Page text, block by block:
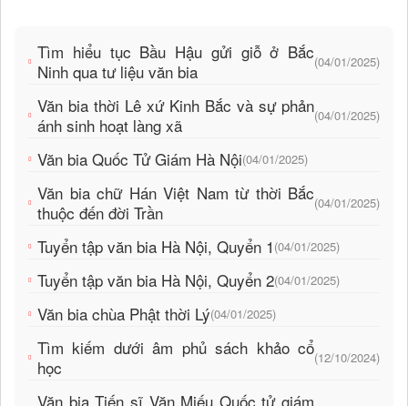
Tìm hiểu tục Bầu Hậu gửi giỗ ở Bắc
Ninh qua tư liệu văn bia
(04/01/2025)
Văn bia thời Lê xứ Kinh Bắc và sự phản
ánh sinh hoạt làng xã
(04/01/2025)
Văn bia Quốc Tử Giám Hà Nội(04/01/2025)
Văn bia chữ Hán Việt Nam từ thời Bắc
thuộc đến đời Trần
(04/01/2025)
Tuyển tập văn bia Hà Nội, Quyển 1 (04/01/2025)
Tuyển tập văn bia Hà Nội, Quyển 2(04/01/2025)
Văn bia chùa Phật thời Lý(04/01/2025)
Tìm kiếm dưới âm phủ sách khảo cổ
học
(12/10/2024)
Văn bia Tiến sĩ Văn Miếu Quốc tử giám